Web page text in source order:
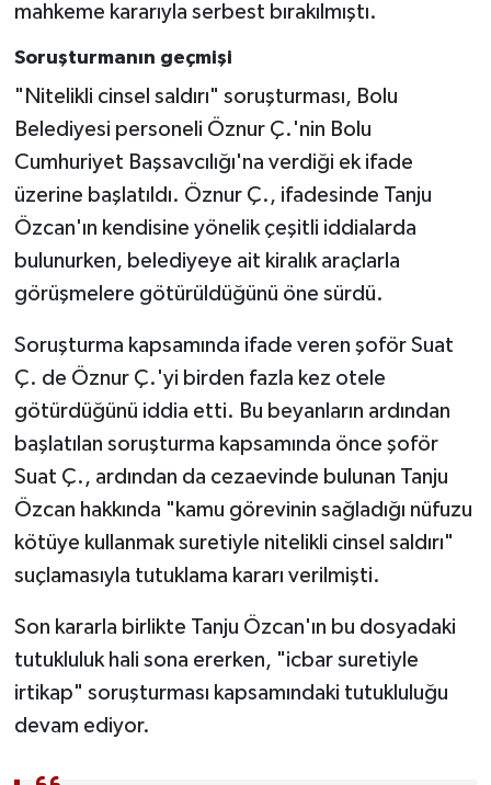
mahkeme kararıyla serbest bırakılmıştı.
Soruşturmanın geçmişi
"Nitelikli cinsel saldırı" soruşturması, Bolu
Belediyesi personeli Öznur Ç.'nin Bolu
Cumhuriyet Başsavcılığı'na verdiği ek ifade
üzerine başlatıldı. Öznur Ç., ifadesinde Tanju
Özcan'ın kendisine yönelik çeşitli iddialarda
bulunurken, belediyeye ait kiralık araçlarla
görüşmelere götürüldüğünü öne sürdü.
Soruşturma kapsamında ifade veren şoför Suat
Ç. de Öznur Ç.'yi birden fazla kez otele
götürdüğünü iddia etti. Bu beyanların ardından
başlatılan soruşturma kapsamında önce şoför
Suat Ç., ardından da cezaevinde bulunan Tanju
Özcan hakkında "kamu görevinin sağladığı nüfuzu
kötüye kullanmak suretiyle nitelikli cinsel saldırı"
suçlamasıyla tutuklama kararı verilmişti.
Son kararla birlikte Tanju Özcan'ın bu dosyadaki
tutukluluk hali sona ererken, "icbar suretiyle
irtikap" soruşturması kapsamındaki tutukluluğu
devam ediyor.
Yaşam